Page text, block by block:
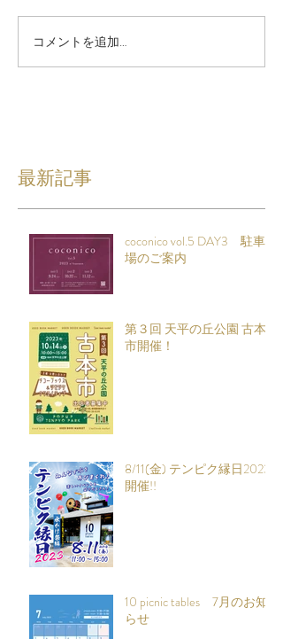
コメントを追加…
最新記事
coconico vol.5 DAY3 駐車
場のご案内
第３回 天平の丘公園 古本
市開催！
8/11(金) テンピク縁日2023
開催!!
10 picnic tables 7月のお知
らせ